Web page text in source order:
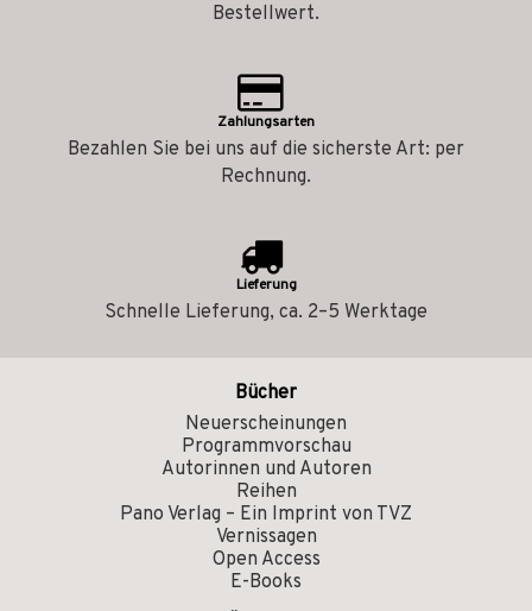
Bestellwert.
Zahlungsarten
Bezahlen Sie bei uns auf die sicherste Art: per
Rechnung.
Lieferung
Schnelle Lieferung, ca. 2–5 Werktage
Bücher
Neuerscheinungen
Programmvorschau
Autorinnen und Autoren
Reihen
Pano Verlag – Ein Imprint von TVZ
Vernissagen
Open Access
E-Books